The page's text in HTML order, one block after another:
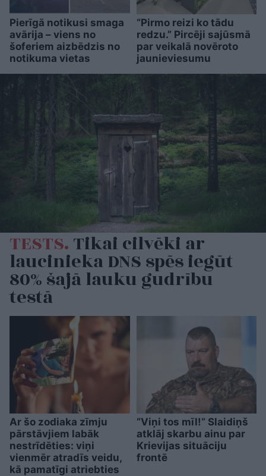
Pierīgā notikusi smaga
avārija – viens no
šoferiem aizbēdzis no
notikuma vietas
“Pirmo reizi ko tādu
redzu.” Pircēji sajūsmā
par veikalā novēroto
jaunieviesumu
TESTS.Tikai cilvēki ar
laucinieka DNS spēs iegūt
80% šajā lauku gudrību
testā
Ar šo zodiaka zīmju
pārstāvjiem labāk
nestrīdēties: viņi
vienmēr atradīs veidu,
kā pamatīgi atriebties
“Viņi tos mīl!” Slaidiņš
atklāj skarbu ainu par
Krievijas situāciju
frontē